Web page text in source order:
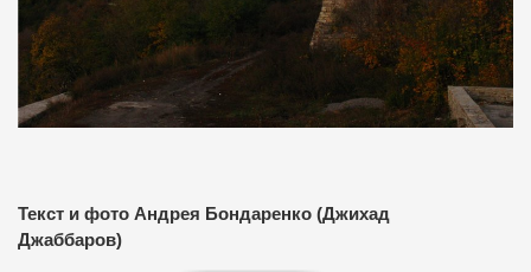
Текст и фото Андрея Бондаренко (Джихад
Джаббаров)